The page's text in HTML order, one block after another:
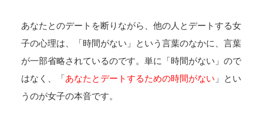
あなたとのデートを断りながら、他の人とデートする女
子の心理は、「時間がない」という言葉のなかに、言葉
が一部省略されているのです。単に「時間がない」ので
はなく、「あなたとデートするための時間がない 」とい
うのが女子の本音です。